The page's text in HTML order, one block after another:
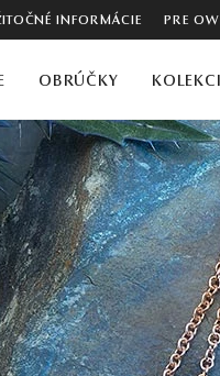
INFORMÁCIE PRE
OBRÚČKY